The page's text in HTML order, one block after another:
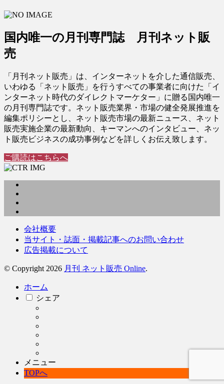
国内唯一の月刊専門誌 月刊ネット販
売
「月刊ネット販売」は、インターネットを介した通信販売、
いわゆる「ネット販売」を行うすべての事業者に向けた「イ
ンターネット時代のダイレクトマーケター」に贈る国内唯一
の月刊専門誌です。ネット販売業界・市場の健全発展推進を
編集ポリシーとし、ネット販売市場の最新ニュース、ネット
販売実施企業の最新動向、キーマンへのインタビュー、ネッ
ト販売ビジネスの成功事例などを詳しくお伝え致します。
ご購読はこちらへ
会社概要
当サイト・誌面・掲載記事へのお問い合わせ
広告掲載について
© Copyright 2026 月刊 ネット販売 Online.
ホーム
シェア
メニュー
TOPへ